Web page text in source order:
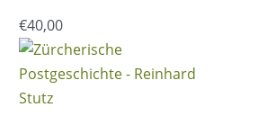
€40,00